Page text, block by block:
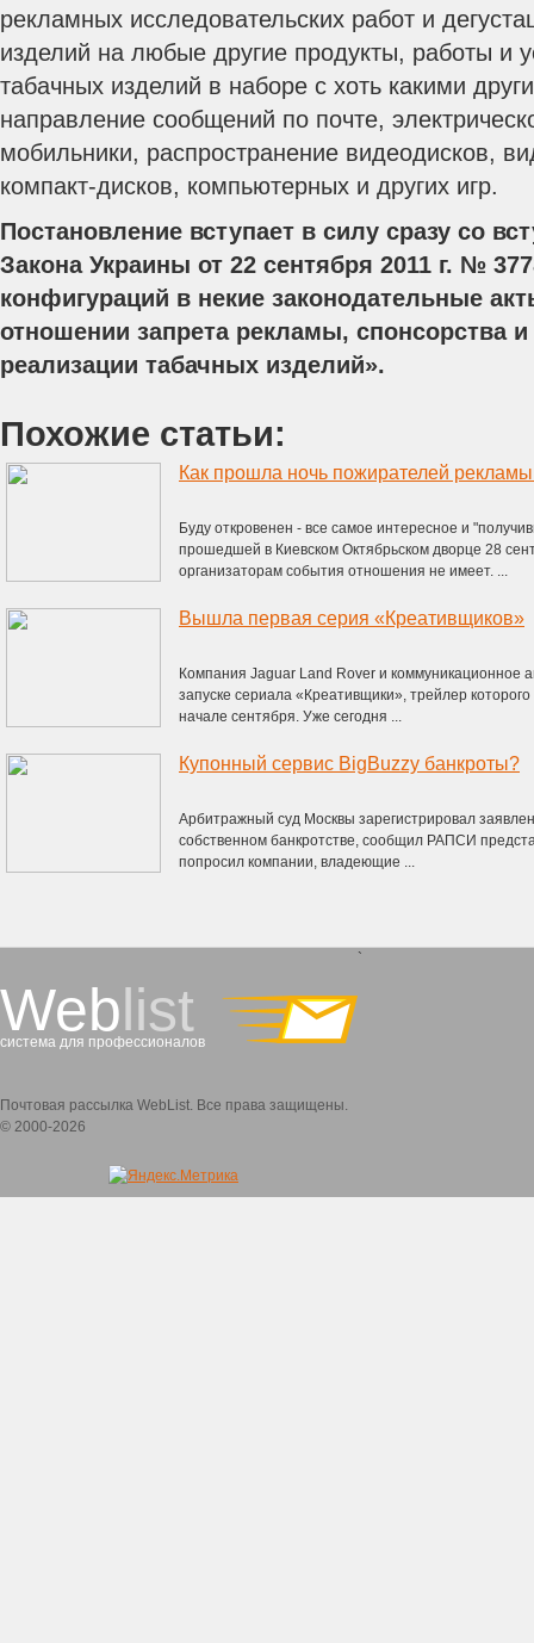
рекламных исследовательских работ и
изделий на любые другие продукты, работы и
табачных изделий в наборе с хоть какими
направление сообщений по почте,
мобильники, распространение видеодисков,
компакт-дисков, компьютерных и других игр.
Постановление вступает в силу сразу со
Закона Украины от 22 сентября 2011 г. №
конфигураций в некие законодательные
отношении запрета рекламы, спонсорства
реализации табачных изделий».
Похожие статьи:
Как прошла ночь пожирателей
Буду откровенен - все самое интересное и
прошедшей в Киевском Октябрьском дворце 28
организаторам события отношения не имеет. ...
Вышла первая серия «Креативщиков»
Компания Jaguar Land Rover и коммуникационное
запуске сериала «Креативщики», трейлер
начале сентября. Уже сегодня ...
Купонный сервис BigBuzzy банкроты?
Арбитражный суд Москвы зарегистрировал
собственном банкротстве, сообщил РАПСИ
попросил компании, владеющие ...
Weblist
система для профессионалов
`
Почтовая рассылка WebList. Все права защищены.
© 2000-2026